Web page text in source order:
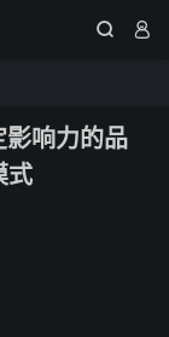
 
响力的品
式